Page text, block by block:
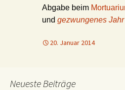
Abgabe beim
und gezwungenes Jahr
20. Januar 2014
Neueste Beiträge